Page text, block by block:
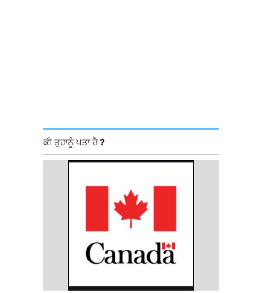
ਕੀ ਤੁਹਾਨੂੰ ਪਤਾ ਹੈ ?